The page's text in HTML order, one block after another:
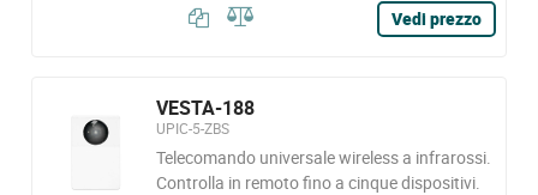
Vedi prezzo
VESTA-188
UPIC-5-ZBS
Telecomando universale wireless a infrarossi.
Controlla in remoto fino a cinque dispositivi.